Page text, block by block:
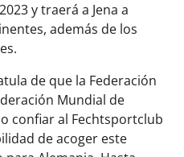
y traerá a Jena a
además de los
de que la Federación
Mundial de
confiar al Fechtsportclub
de acoger este